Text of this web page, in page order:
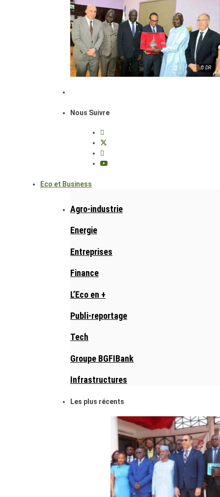
© DR
Nous Suivre
Eco et Business
Agro-industrie
Energie
Entreprises
Finance
L’Eco en +
Publi-reportage
Tech
Groupe BGFIBank
Infrastructures
Les plus récents